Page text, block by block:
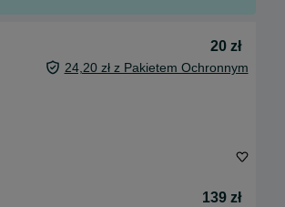
20 zł
24,20 zł z Pakietem Ochronnym
139 zł